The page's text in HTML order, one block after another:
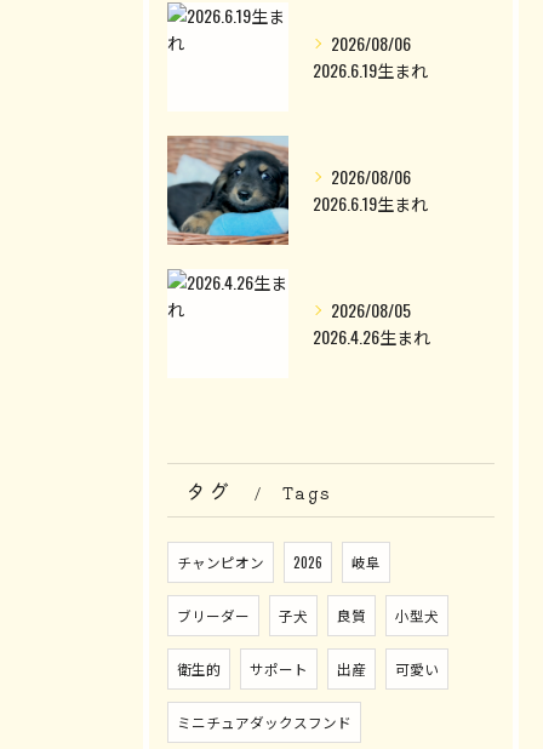
2026/08/06
2026.6.19生まれ
2026/08/06
2026.6.19生まれ
2026/08/05
2026.4.26生まれ
タグ Tags
チャンピオン 2026 岐阜
ブリーダー 子犬 良質 小型犬
衛生的 サポート 出産 可愛い
ミニチュアダックスフンド